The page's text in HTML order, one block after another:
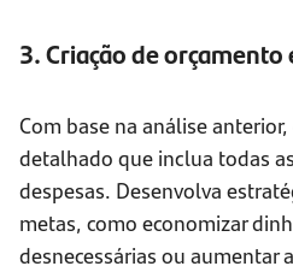
3. Criação de
Com base na análise
detalhado que inclua todas
despesas. Desenvolva
metas, como economizar
desnecessárias ou aumentar